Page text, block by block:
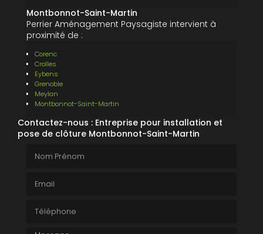
Montbonnot-Saint-Martin
Perrier Aménagement Paysagiste intervient à
proximité de :
Corenc
Crolles
Eybens
Grenoble
Meylan
Montbonnot-Saint-Martin
Contactez-nous : Entreprise pour installation et
pose de clôture Montbonnot-Saint-Martin